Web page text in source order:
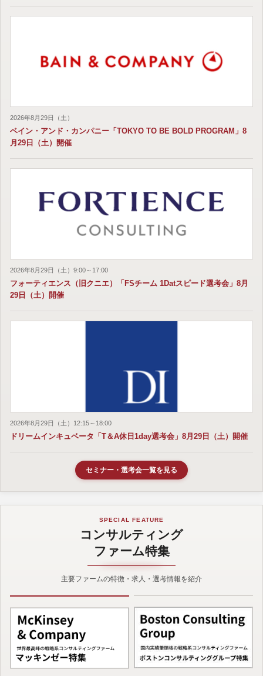
2026年8月29日（土）
ベイン・アンド・カンパニー「TOKYO TO BE BOLD PROGRAM」8
月29日（土）開催
2026年8月29日（土）9:00～17:00
フォーティエンス（旧クニエ）「FSチーム 1Datスピード選考会」8月
29日（土）開催
2026年8月29日（土）12:15～18:00
ドリームインキュベータ「T＆A休日1day選考会」8月29日（土）開催
セミナー・選考会一覧を見る
SPECIAL FEATURE
コンサルティング
ファーム特集
主要ファームの特徴・求人・選考情報を紹介